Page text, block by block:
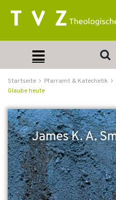
Startseite Pfarramt & Katechetik
Glaube heute